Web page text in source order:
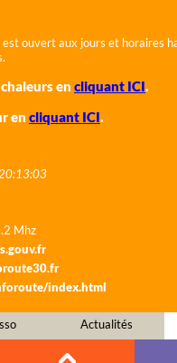
ouvert aux jours et horaires
en cliquant ICI.
en cliquant ICI.
Mhz
index.html
Actualités